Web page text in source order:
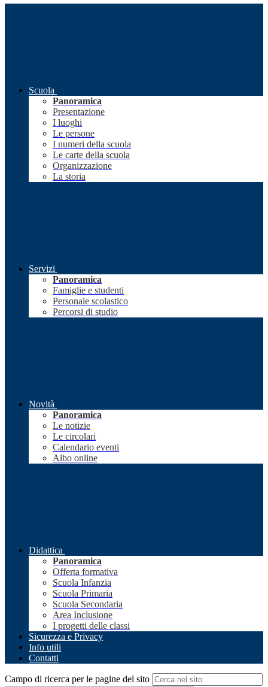
Scuola
Panoramica
Presentazione
I luoghi
Le persone
I numeri della scuola
Le carte della scuola
Organizzazione
La storia
Servizi
Panoramica
Famiglie e studenti
Personale scolastico
Percorsi di studio
Novità
Panoramica
Le notizie
Le circolari
Calendario eventi
Albo online
Didattica
Panoramica
Offerta formativa
Scuola Infanzia
Scuola Primaria
Scuola Secondaria
Area Inclusione
I progetti delle classi
Sicurezza e Privacy
Info utili
Contatti
Campo di ricerca per le pagine del sito